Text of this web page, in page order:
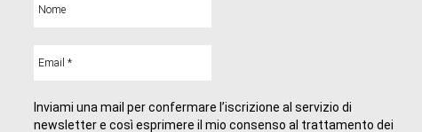
Inviami una mail per confermare l’iscrizione al servizio di
newsletter e così esprimere il mio consenso al trattamento dei